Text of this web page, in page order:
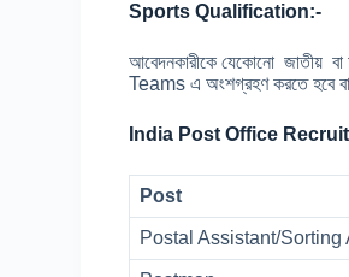
Sports Qualification:-
আবেদনকারীকে যেকোনো জাতীয়
Teams এ অংশগ্রহণ করতে
India Post Office
Post
Postal Assistant/Sorting